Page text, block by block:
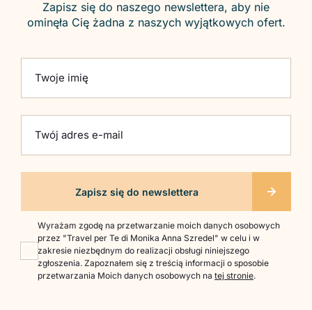
Zapisz się do naszego newslettera, aby nie
ominęła Cię żadna z naszych wyjątkowych ofert.
Twoje imię
Twój adres e-mail
Wyrażam zgodę na przetwarzanie moich danych osobowych
przez "Travel per Te di Monika Anna Szredel" w celu i w
zakresie niezbędnym do realizacji obsługi niniejszego
zgłoszenia. Zapoznałem się z treścią informacji o sposobie
przetwarzania Moich danych osobowych na tej stronie.